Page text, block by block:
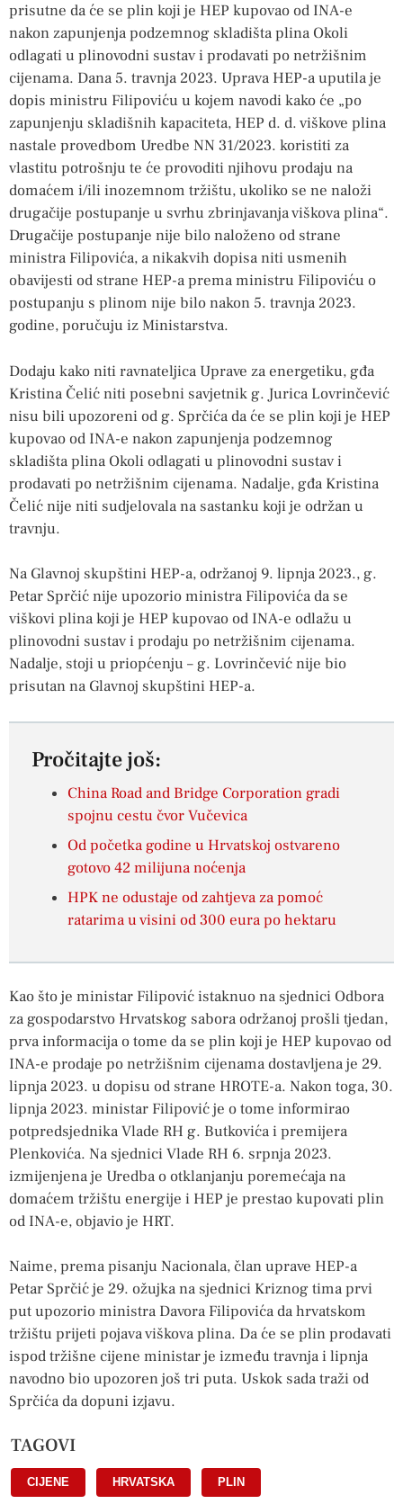
prisutne da će se plin koji je HEP kupovao od INA-e
nakon zapunjenja podzemnog skladišta plina Okoli
odlagati u plinovodni sustav i prodavati po netržišnim
cijenama. Dana 5. travnja 2023. Uprava HEP-a uputila je
dopis ministru Filipoviću u kojem navodi kako će „po
zapunjenju skladišnih kapaciteta, HEP d. d. viškove plina
nastale provedbom Uredbe NN 31/2023. koristiti za
vlastitu potrošnju te će provoditi njihovu prodaju na
domaćem i/ili inozemnom tržištu, ukoliko se ne naloži
drugačije postupanje u svrhu zbrinjavanja viškova plina“.
Drugačije postupanje nije bilo naloženo od strane
ministra Filipovića, a nikakvih dopisa niti usmenih
obavijesti od strane HEP-a prema ministru Filipoviću o
postupanju s plinom nije bilo nakon 5. travnja 2023.
godine, poručuju iz Ministarstva.
Dodaju kako niti ravnateljica Uprave za energetiku, gđa
Kristina Čelić niti posebni savjetnik g. Jurica Lovrinčević
nisu bili upozoreni od g. Sprčića da će se plin koji je HEP
kupovao od INA-e nakon zapunjenja podzemnog
skladišta plina Okoli odlagati u plinovodni sustav i
prodavati po netržišnim cijenama. Nadalje, gđa Kristina
Čelić nije niti sudjelovala na sastanku koji je održan u
travnju.
Na Glavnoj skupštini HEP-a, održanoj 9. lipnja 2023., g.
Petar Sprčić nije upozorio ministra Filipovića da se
viškovi plina koji je HEP kupovao od INA-e odlažu u
plinovodni sustav i prodaju po netržišnim cijenama.
Nadalje, stoji u priopćenju – g. Lovrinčević nije bio
prisutan na Glavnoj skupštini HEP-a.
Pročitajte još:
China Road and Bridge Corporation gradi
spojnu cestu čvor Vučevica
Od početka godine u Hrvatskoj ostvareno
gotovo 42 milijuna noćenja
HPK ne odustaje od zahtjeva za pomoć
ratarima u visini od 300 eura po hektaru
Kao što je ministar Filipović istaknuo na sjednici Odbora
za gospodarstvo Hrvatskog sabora održanoj prošli tjedan,
prva informacija o tome da se plin koji je HEP kupovao od
INA-e prodaje po netržišnim cijenama dostavljena je 29.
lipnja 2023. u dopisu od strane HROTE-a. Nakon toga, 30.
lipnja 2023. ministar Filipović je o tome informirao
potpredsjednika Vlade RH g. Butkovića i premijera
Plenkovića. Na sjednici Vlade RH 6. srpnja 2023.
izmijenjena je Uredba o otklanjanju poremećaja na
domaćem tržištu energije i HEP je prestao kupovati plin
od INA-e, objavio je HRT.
Naime, prema pisanju Nacionala, član uprave HEP-a
Petar Sprčić je 29. ožujka na sjednici Kriznog tima prvi
put upozorio ministra Davora Filipovića da hrvatskom
tržištu prijeti pojava viškova plina. Da će se plin prodavati
ispod tržišne cijene ministar je između travnja i lipnja
navodno bio upozoren još tri puta. Uskok sada traži od
Sprčića da dopuni izjavu.
TAGOVI
CIJENE HRVATSKA PLIN